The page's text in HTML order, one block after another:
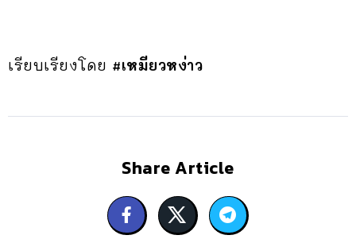
เรียบเรียงโดย #เหมียวหง่าว
Share Article